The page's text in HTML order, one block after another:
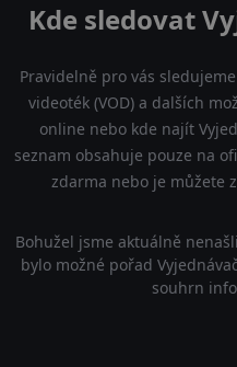
Kde sledovat
Pravidelně pro vás
videoték (VOD) a dalších
online nebo kde najít
seznam obsahuje pouze na
zdarma nebo je můžete
Bohužel jsme aktuálně
bylo možné pořad
souhrn